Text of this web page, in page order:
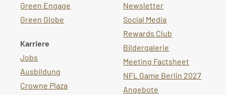
Green Engage
Green Globe
Karriere
Jobs
Ausbildung
Crowne Plaza
Newsletter
Social Media
Rewards Club
Bildergalerie
Meeting Factsheet
NFL Game Berlin 2027
Angebote